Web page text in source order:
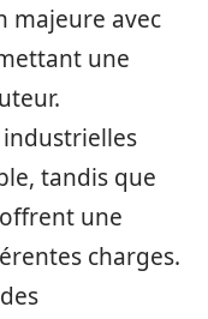
majeure avec
une
industrielles
tandis que
une
charges.